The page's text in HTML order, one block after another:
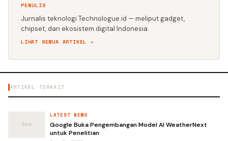
PENULIS
Jurnalis teknologi Technologue.id — meliput gadget,
chipset, dan ekosistem digital Indonesia.
LIHAT SEMUA ARTIKEL →
ARTIKEL TERKAIT
LATEST NEWS
Google Buka Pengembangan Model AI WeatherNext
untuk Penelitian